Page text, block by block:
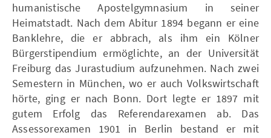
humanistische Apostelgymnasium in seiner
Heimatstadt. Nach dem Abitur 1894 begann er eine
Banklehre, die er abbrach, als ihm ein Kölner
Bürgerstipendium ermöglichte, an der Universität
Freiburg das Jurastudium aufzunehmen. Nach zwei
Semestern in München, wo er auch Volkswirtschaft
hörte, ging er nach Bonn. Dort legte er 1897 mit
gutem Erfolg das Referendarexamen ab. Das
Assessorexamen 1901 in Berlin bestand er mit